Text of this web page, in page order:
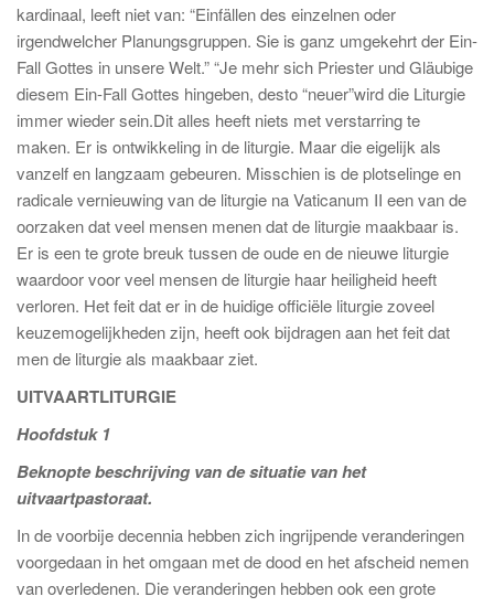
kardinaal, leeft niet van: “Einfällen des einzelnen oder
irgendwelcher Planungsgruppen. Sie is ganz umgekehrt der Ein-
Fall Gottes in unsere Welt.” “Je mehr sich Priester und Gläubige
diesem Ein-Fall Gottes hingeben, desto “neuer”wird die Liturgie
immer wieder sein.Dit alles heeft niets met verstarring te
maken. Er is ontwikkeling in de liturgie. Maar die eigelijk als
vanzelf en langzaam gebeuren. Misschien is de plotselinge en
radicale vernieuwing van de liturgie na Vaticanum II een van de
oorzaken dat veel mensen menen dat de liturgie maakbaar is.
Er is een te grote breuk tussen de oude en de nieuwe liturgie
waardoor voor veel mensen de liturgie haar heiligheid heeft
verloren. Het feit dat er in de huidige officiële liturgie zoveel
keuzemogelijkheden zijn, heeft ook bijdragen aan het feit dat
men de liturgie als maakbaar ziet.
UITVAARTLITURGIE
Hoofdstuk 1
Beknopte beschrijving van de situatie van het
uitvaartpastoraat.
In de voorbije decennia hebben zich ingrijpende veranderingen
voorgedaan in het omgaan met de dood en het afscheid nemen
van overledenen. Die veranderingen hebben ook een grote